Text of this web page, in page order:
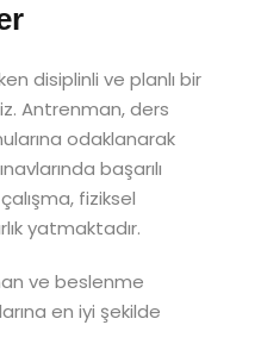
disiplinli ve planlı bir
Antrenman, ders
odaklanarak
başarılı
fiziksel
yatmaktadır.
ve beslenme
en iyi şekilde